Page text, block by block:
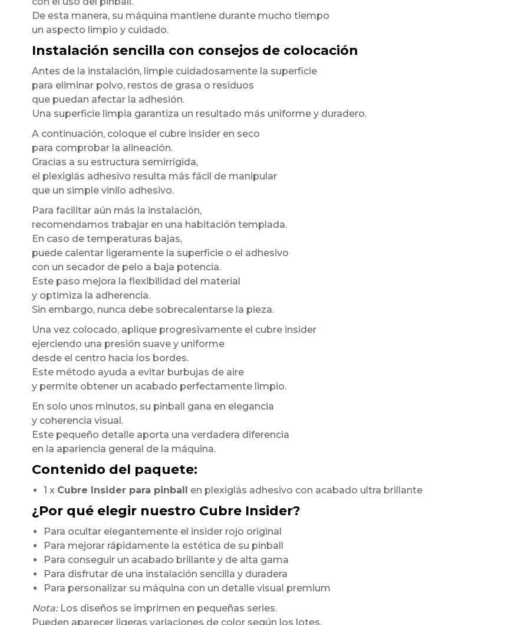
De esta manera, su máquina mantiene durante mucho tiempo
un aspecto limpio y cuidado.
Instalación sencilla con consejos de colocación
Antes de la instalación, limpie cuidadosamente la superficie
para eliminar polvo, restos de grasa o residuos
que puedan afectar la adhesión.
Una superficie limpia garantiza un resultado más uniforme y duradero.
A continuación, coloque el cubre insider en seco
para comprobar la alineación.
Gracias a su estructura semirrígida,
el plexiglás adhesivo resulta más fácil de manipular
que un simple vinilo adhesivo.
Para facilitar aún más la instalación,
recomendamos trabajar en una habitación templada.
En caso de temperaturas bajas,
puede calentar ligeramente la superficie o el adhesivo
con un secador de pelo a baja potencia.
Este paso mejora la flexibilidad del material
y optimiza la adherencia.
Sin embargo, nunca debe sobrecalentarse la pieza.
Una vez colocado, aplique progresivamente el cubre insider
ejerciendo una presión suave y uniforme
desde el centro hacia los bordes.
Este método ayuda a evitar burbujas de aire
y permite obtener un acabado perfectamente limpio.
En solo unos minutos, su pinball gana en elegancia
y coherencia visual.
Este pequeño detalle aporta una verdadera diferencia
en la apariencia general de la máquina.
Contenido del paquete:
1 x Cubre Insider para pinball en plexiglás adhesivo con acabado ultra brillante
¿Por qué elegir nuestro Cubre Insider?
Para ocultar elegantemente el insider rojo original
Para mejorar rápidamente la estética de su pinball
Para conseguir un acabado brillante y de alta gama
Para disfrutar de una instalación sencilla y duradera
Para personalizar su máquina con un detalle visual premium
Nota:Los diseños se imprimen en pequeñas series.
Pueden aparecer ligeras variaciones de color según los lotes,